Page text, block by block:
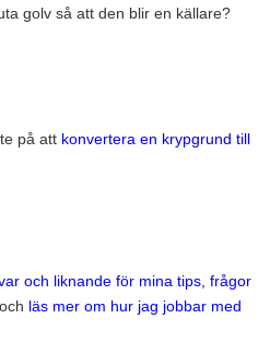
golv så att den blir en källare?
på att konvertera en krypgrund till
och liknande för mina tips, frågor
och läs mer om hur jag jobbar med